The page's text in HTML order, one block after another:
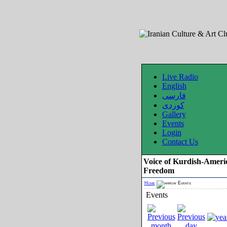
Live Radio
English
فارسی
کوردی
Gallery
Events
Login
Contact Us
Voice of Kurdish-
Freedom
Home Events
Events